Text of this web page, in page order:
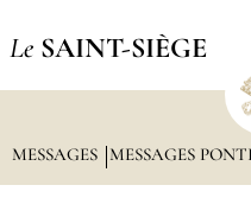
Le SAINT-SIÈGE
MESSAGES MESSAGES